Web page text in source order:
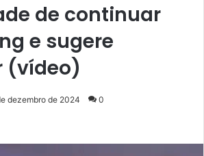
de continuar
e sugere
(vídeo)
dezembro de 2024 0